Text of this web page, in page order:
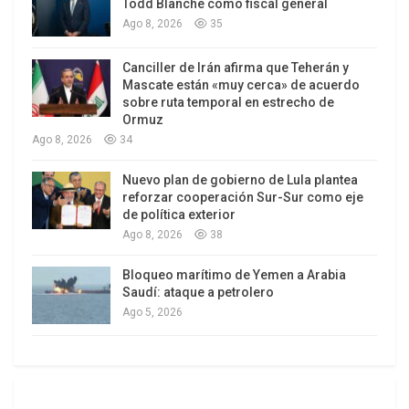
poder desde 1963.
Pero el Consejo Nacional Sirio (CNS), principal
coalición de oposición, acusó a Al Asad de estar
detrás de los ataques con el objetivo de generar
temor entre los observadores internacionales y
Qaeda y otros grupos armados en Siria.
Los ataques se produjeron en un momento en que
peticiones hacia las partes en conflicto en Siria
para que se depongan las armas y que las
diferencias se diriman las diferencias
Todd Blanche como fiscal general
Ago 8, 2026 35
Canciller de Irán afirma que Teherán y
Mascate están «muy cerca» de acuerdo
sobre ruta temporal en estrecho de
Ormuz
Ago 8, 2026 34
Nuevo plan de gobierno de Lula plantea
reforzar cooperación Sur-Sur como eje
de política exterior
Ago 8, 2026 38
Bloqueo marítimo de Yemen a Arabia
Saudí: ataque a petrolero
Ago 5, 2026